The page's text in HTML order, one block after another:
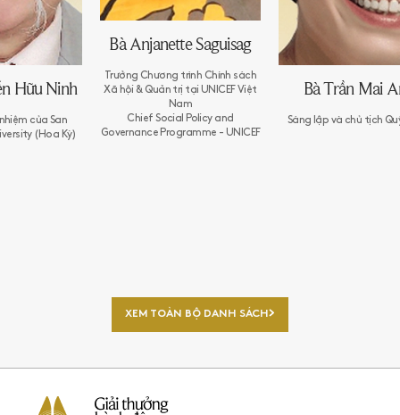
Hữu Ninh
của San
(Hoa Kỳ)
Bà Anjanette Saguisag
Trưởng Chương trình Chính sách
Xã hội & Quản trị tại UNICEF Việt
Nam
Chief Social Policy and
Governance Programme - UNICEF
Bà Trần Mai
Sáng lập và chủ tịch
XEM TOÀN BỘ DANH SÁCH